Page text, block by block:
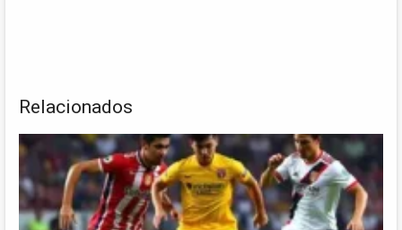
Relacionados